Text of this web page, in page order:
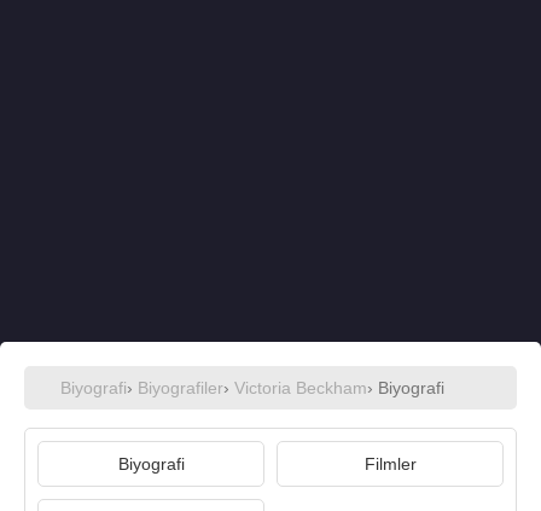
Biyografi› Biyografiler› Victoria Beckham› Biyografi
Biyografi Filmler